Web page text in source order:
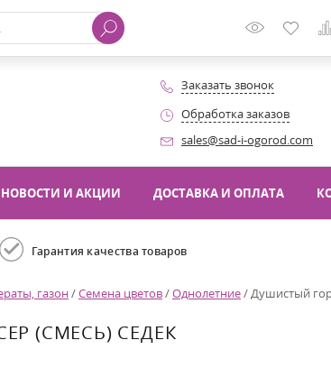
Заказать звонок
Обработка заказов
sales@sad-i-ogorod.com
НОВОСТИ И АКЦИИ ДОСТАВКА И ОПЛАТА
Гарантия качества товаров
газон/Семена цветов/Однолетние/Душистый
(СМЕСЬ) СЕДЕК